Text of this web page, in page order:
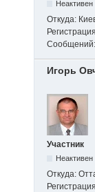
Неактивен
Откуда:
Сообщений:
Игорь
Участник
Неактивен
Откуда: